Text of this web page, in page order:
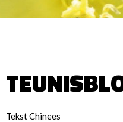
Tekst Chinees